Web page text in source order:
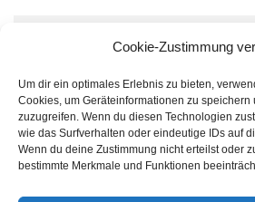
Cookie-Zustimmung
Um dir ein optimales Erlebnis zu bieten,
Cookies, um Geräteinformationen zu speichern
zuzugreifen. Wenn du diesen Technologien
wie das Surfverhalten oder eindeutige IDs auf
Wenn du deine Zustimmung nicht erteilst oder
bestimmte Merkmale und Funktionen
Schreibe einen
Du musst angemeldet
sein, um
abzugeben.